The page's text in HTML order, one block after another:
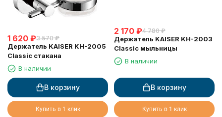
1 620 ₽3 570 ₽
Держатель KAISER KH-2005
Classic стакана
В наличии
В корзину
Купить в 1 клик
2 170 ₽4 780 ₽
Держатель KAISER KH-2003
Classic мыльницы
В наличии
В корзину
Купить в 1 клик